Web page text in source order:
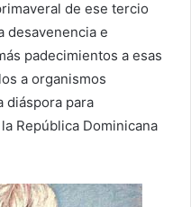
de ese tercio
desavenencia e
padecimientos a esas
a organismos
diáspora para
República Dominicana